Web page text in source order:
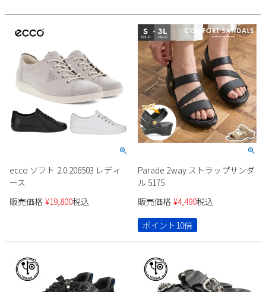
ecco ソフト 2.0 206503 レディ
ース
販売価格 ¥19,800税込
Parade 2way ストラップサンダ
ル 5175
販売価格 ¥4,490税込
ポイント10倍